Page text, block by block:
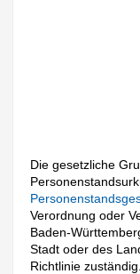
Die gesetzliche
Verordnung oder
Baden-
Stadt oder des
Richtlinie zuständig.